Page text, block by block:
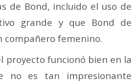
de Bond, incluido el uso de
grande y que Bond de
compañero femenino.
proyecto funcionó bien en la
no es tan impresionante